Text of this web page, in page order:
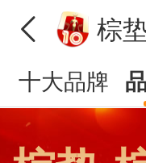
棕
十大品牌